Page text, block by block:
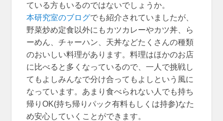
ている方もいるのではないでしょうか。
本研究室のブログでも紹介されていましたが、
野菜炒め定食以外にもカツカレーやカツ丼、ら
ーめん、チャーハン、天丼などたくさんの種類
のおいしい料理があります。料理はほかのお店
に比べると多くなっているので、一人で挑戦し
てもよしみんなで分け合ってもよしという風に
なっています。あまり食べられない人でも持ち
帰りOK(持ち帰りパック有料もしくは持参)なた
め安心していくことができます。